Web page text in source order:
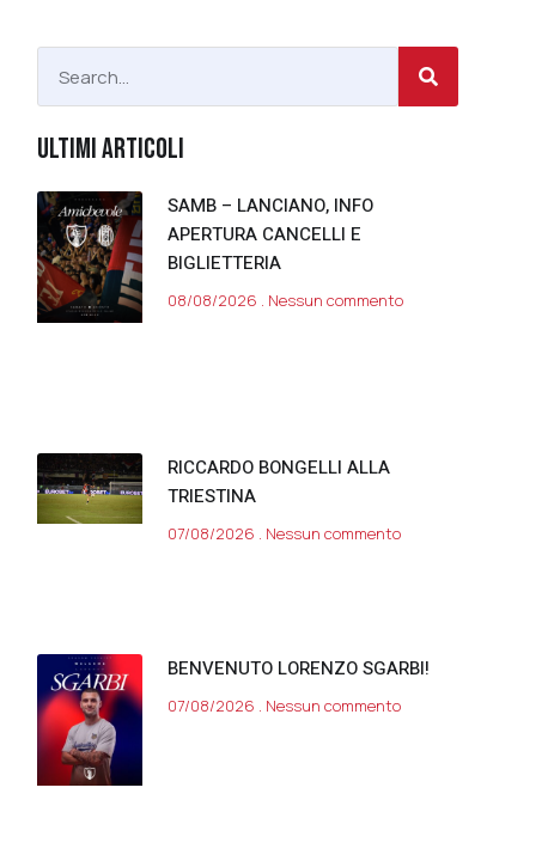
ULTIMI ARTICOLI
SAMB – LANCIANO, INFO
APERTURA CANCELLI E
BIGLIETTERIA
08/08/2026 Nessun commento
RICCARDO BONGELLI ALLA
TRIESTINA
07/08/2026 Nessun commento
BENVENUTO LORENZO SGARBI!
07/08/2026 Nessun commento